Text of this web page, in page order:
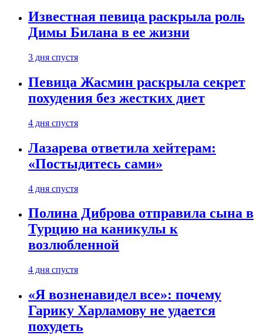
Известная певица раскрыла роль
Димы Билана в ее жизни
3 дня спустя
Певица Жасмин раскрыла секрет
похудения без жестких диет
4 дня спустя
Лазарева ответила хейтерам:
«Постыдитесь сами»
4 дня спустя
Полина Диброва отправила сына в
Турцию на каникулы к
возлюбленной
4 дня спустя
«Я возненавидел все»: почему
Гарику Харламову не удается
похудеть